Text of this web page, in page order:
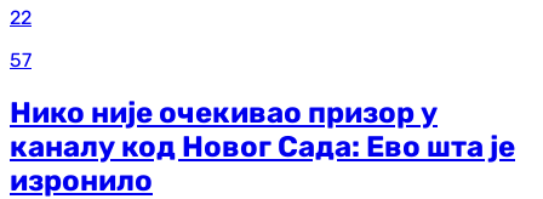
22
57
Нико није очекивао призор у
каналу код Новог Сада: Ево шта је
изронило